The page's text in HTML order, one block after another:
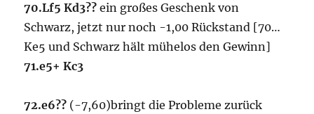
70.Lf5 Kd3??ein großes Geschenk von
Schwarz, jetzt nur noch -1,00 Rückstand [70…
Ke5 und Schwarz hält mühelos den Gewinn]
71.e5+ Kc3
72.e6?? (-7,60)bringt die Probleme zurück